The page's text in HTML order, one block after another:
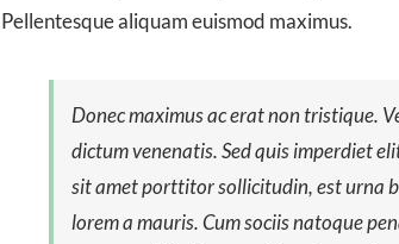
Pellentesque aliquam euismod maximus.
Donec maximus ac erat non tristique.
dictum venenatis. Sed quis imperdiet
sit amet porttitor sollicitudin, est urna
lorem a mauris. Cum sociis natoque